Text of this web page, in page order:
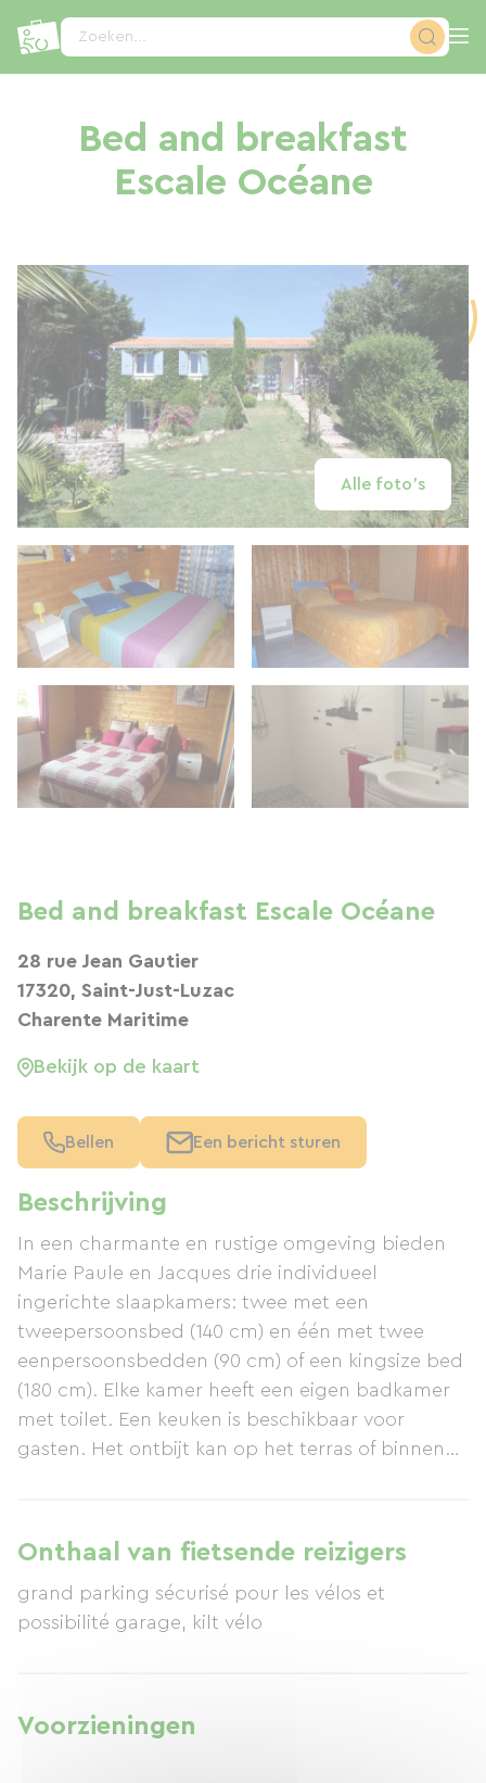
Zoeken...
Bed and breakfast
Escale Océane
Alle foto's
Beschrijving
In een charmante en rustige omgeving bieden
Marie Paule en Jacques drie individueel
ingerichte slaapkamers: twee met een
tweepersoonsbed (140 cm) en één met twee
eenpersoonsbedden (90 cm) of een kingsize bed
(180 cm). Elke kamer heeft een eigen badkamer
met toilet. Een keuken is beschikbaar voor
gasten. Het ontbijt kan op het terras of binnen
ontbijt.
Onthaal van fietsende reizigers
grand parking sécurisé pour les vélos et
possibilité garage, kilt vélo
Voorzieningen
Bed and breakfast Escale Océane
28 rue Jean Gautier
17320, Saint-Just-Luzac
Charente Maritime
Bekijk op de kaart
Bellen Een bericht sturen
Cookies beheer paneel